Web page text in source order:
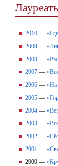
2010 —
2009 —
2008 —
2007 —
2006 —
2005 —
2004 —
2003 —
2002 —
2001 —
2000 —